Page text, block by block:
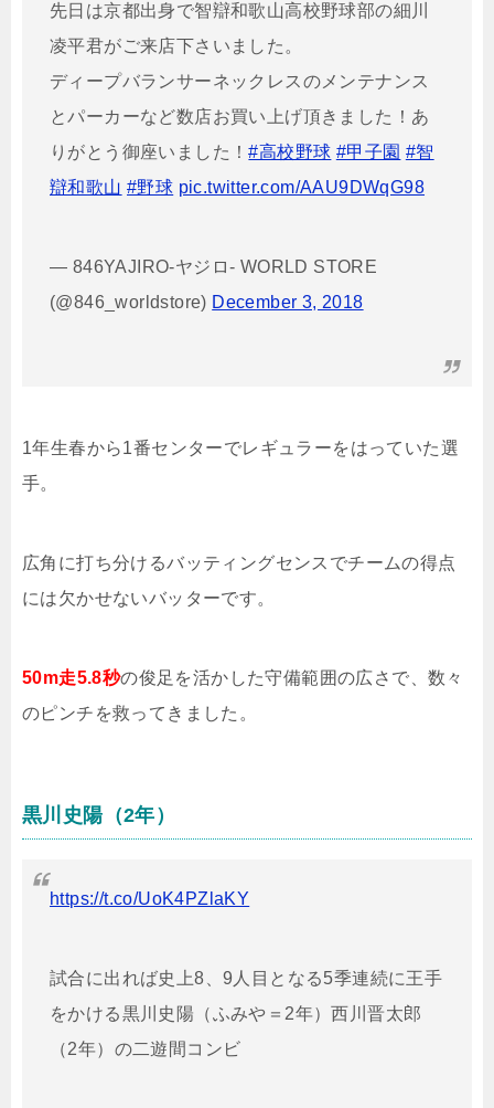
先日は京都出身で智辯和歌山高校野球部の細川
凌平君がご来店下さいました。
ディープバランサーネックレスのメンテナンス
とパーカーなど数店お買い上げ頂きました！あ
りがとう御座いました！#高校野球 #甲子園 #智
辯和歌山 #野球 pic.twitter.com/AAU9DWqG98
— 846YAJIRO-ヤジロ- WORLD STORE
(@846_worldstore) December 3, 2018
1年生春から1番センターでレギュラーをはっていた選
手。
広角に打ち分けるバッティングセンスでチームの得点
には欠かせないバッターです。
50m走5.8秒の俊足を活かした守備範囲の広さで、数々
のピンチを救ってきました。
黒川史陽（2年）
https://t.co/UoK4PZlaKY
試合に出れば史上8、9人目となる5季連続に王手
をかける黒川史陽（ふみや＝2年）西川晋太郎
（2年）の二遊間コンビ